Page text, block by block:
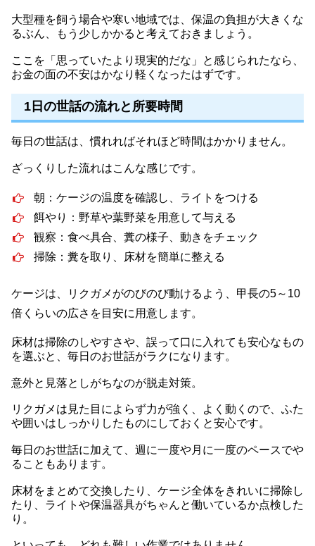
大型種を飼う場合や寒い地域では、保温の負担が大きくな
るぶん、もう少しかかると考えておきましょう。
ここを「思っていたより現実的だな」と感じられたなら、
お金の面の不安はかなり軽くなったはずです。
1日の世話の流れと所要時間
毎日の世話は、慣れればそれほど時間はかかりません。
ざっくりした流れはこんな感じです。
朝：ケージの温度を確認し、ライトをつける
餌やり：野草や葉野菜を用意して与える
観察：食べ具合、糞の様子、動きをチェック
掃除：糞を取り、床材を簡単に整える
ケージは、リクガメがのびのび動けるよう、甲長の5～10
倍くらいの広さを目安に用意します。
床材は掃除のしやすさや、誤って口に入れても安心なもの
を選ぶと、毎日のお世話がラクになります。
意外と見落としがちなのが脱走対策。
リクガメは見た目によらず力が強く、よく動くので、ふた
や囲いはしっかりしたものにしておくと安心です。
毎日のお世話に加えて、週に一度や月に一度のペースでや
ることもあります。
床材をまとめて交換したり、ケージ全体をきれいに掃除し
たり、ライトや保温器具がちゃんと働いているか点検した
り。